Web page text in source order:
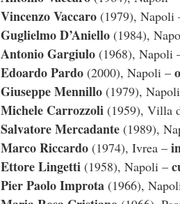
Vincenzo Vaccaro (1979),
Guglielmo D’Aniello (1984),
Antonio Gargiulo (1968), Napoli
Edoardo Pardo (2000), Napoli –
Giuseppe Mennillo (1979),
Michele Carrozzoli (1959), Villa
Salvatore Mercadante (1989),
Marco Riccardo (1974), Ivrea –
Ettore Lingetti (1958), Napoli –
Pier Paolo Improta (1966),